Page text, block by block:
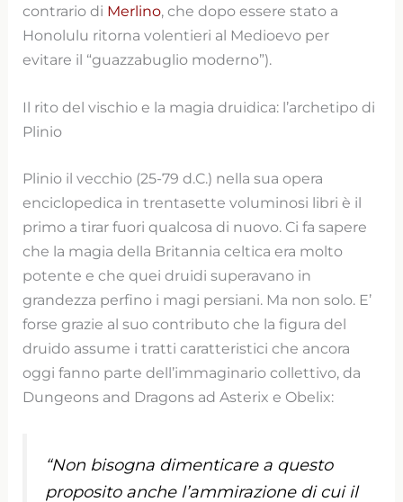
contrario di Merlino, che dopo essere stato a
Honolulu ritorna volentieri al Medioevo per
evitare il “guazzabuglio moderno”).
Il rito del vischio e la magia druidica: l’archetipo di
Plinio
Plinio il vecchio (25-79 d.C.) nella sua opera
enciclopedica in trentasette voluminosi libri è il
primo a tirar fuori qualcosa di nuovo. Ci fa sapere
che la magia della Britannia celtica era molto
potente e che quei druidi superavano in
grandezza perfino i magi persiani. Ma non solo. E’
forse grazie al suo contributo che la figura del
druido assume i tratti caratteristici che ancora
oggi fanno parte dell’immaginario collettivo, da
Dungeons and Dragons ad Asterix e Obelix:
“Non bisogna dimenticare a questo
proposito anche l’ammirazione di cui il